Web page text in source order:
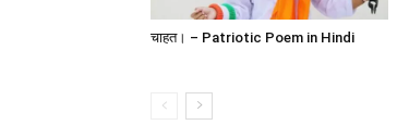
चाहत। – Patriotic Poem in Hindi